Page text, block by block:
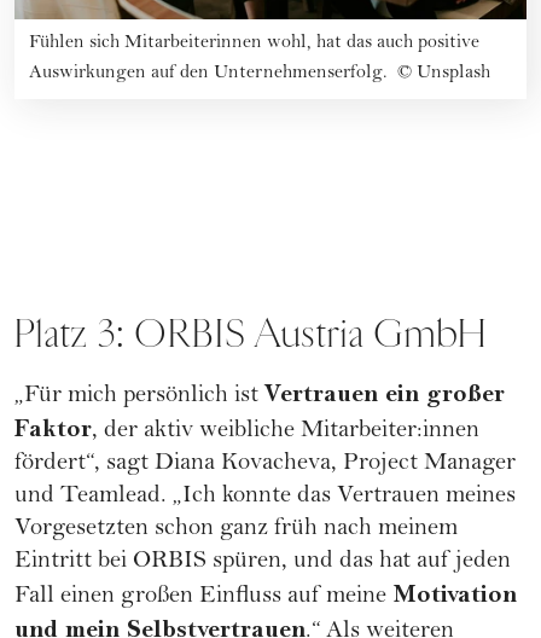
Fühlen sich Mitarbeiterinnen wohl, hat das auch positive
Auswirkungen auf den Unternehmenserfolg. © Unsplash
Platz 3: ORBIS Austria GmbH
„Für mich persönlich ist Vertrauen ein großer
Faktor, der aktiv weibliche Mitarbeiter:innen
fördert“, sagt Diana Kovacheva, Project Manager
und Teamlead. „Ich konnte das Vertrauen meines
Vorgesetzten schon ganz früh nach meinem
Eintritt bei ORBIS spüren, und das hat auf jeden
Fall einen großen Einfluss auf meine Motivation
und mein Selbstvertrauen.“ Als weiteren